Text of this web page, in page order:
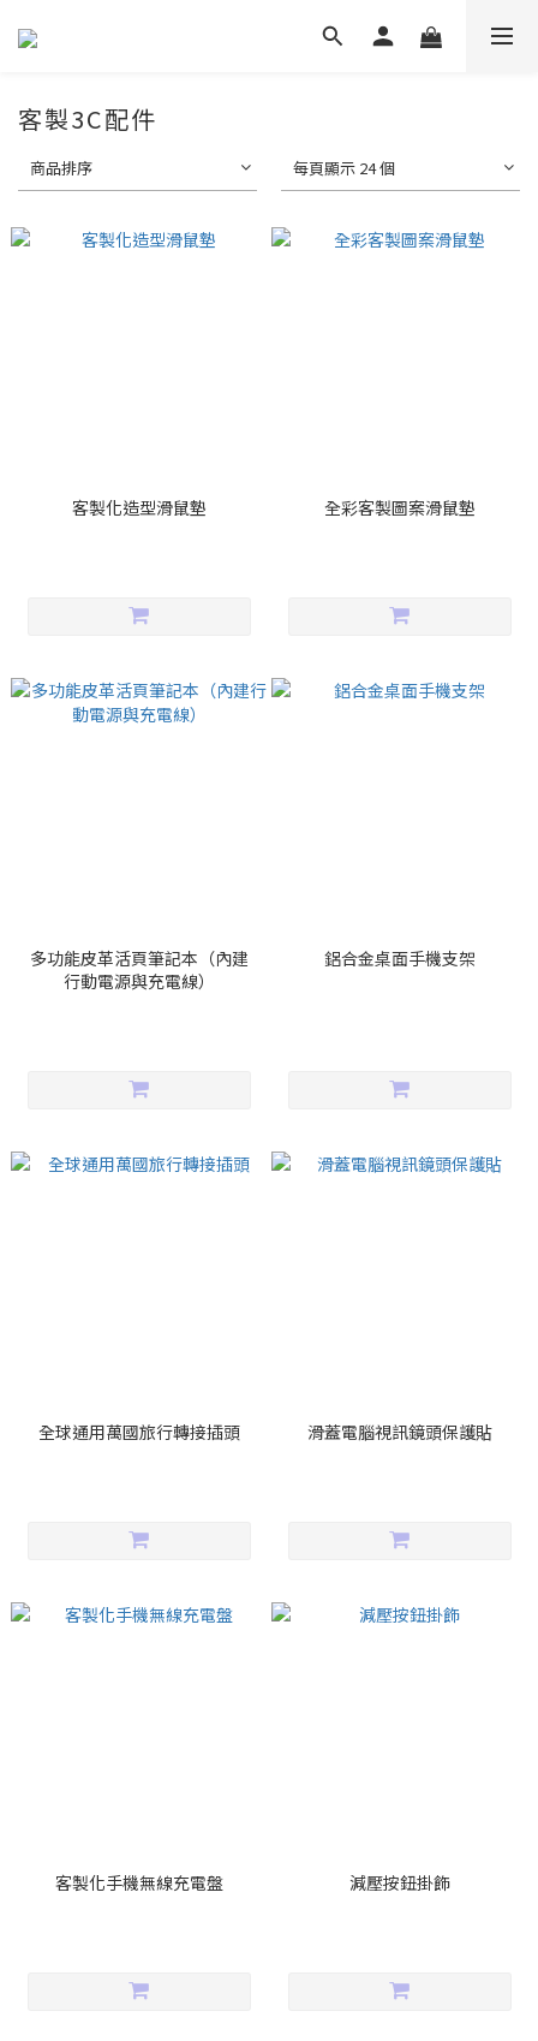
客製3C配件
商品排序 每頁顯示 24 個
客製化造型滑鼠墊 全彩客製圖案滑鼠墊
多功能皮革活頁筆記本（內建
行動電源與充電線）
鋁合金桌面手機支架
全球通用萬國旅行轉接插頭 滑蓋電腦視訊鏡頭保護貼
客製化手機無線充電盤 減壓按鈕掛飾